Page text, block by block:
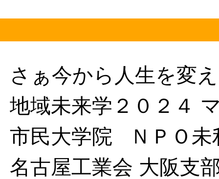
さぁ今から人生を変
地域未来学２０２４
市民大学院
ＮＰＯ
名古屋工業会 大阪支